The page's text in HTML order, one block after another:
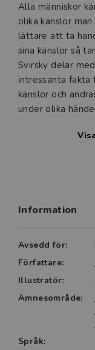
Alla människor
olika känslor
lättare att ta
sina känslor så
Svirsky delar
intressanta fakta
känslor och
under olika
och kärlek. Här
och författare.
Information
Avsedd för:
Författare:
Illustratör:
Ämnesområde:
Språk: